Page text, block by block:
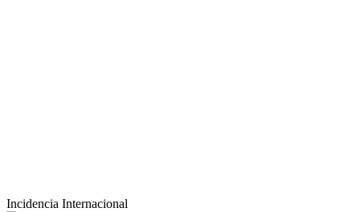
Incidencia Internacional